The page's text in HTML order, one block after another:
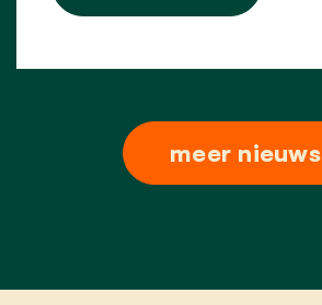
meer nieuws